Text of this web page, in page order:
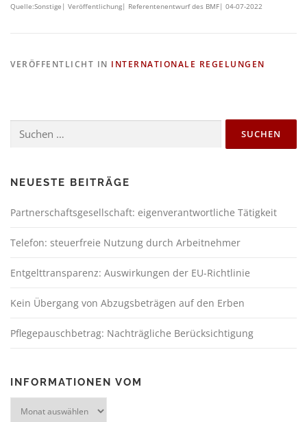
Quelle:Sonstige| Veröffentlichung| Referentenentwurf des BMF| 04-07-2022
VERÖFFENTLICHT IN INTERNATIONALE REGELUNGEN
NEUESTE BEITRÄGE
Partnerschaftsgesellschaft: eigenverantwortliche Tätigkeit
Telefon: steuerfreie Nutzung durch Arbeitnehmer
Entgelttransparenz: Auswirkungen der EU-Richtlinie
Kein Übergang von Abzugsbeträgen auf den Erben
Pflegepauschbetrag: Nachträgliche Berücksichtigung
INFORMATIONEN VOM